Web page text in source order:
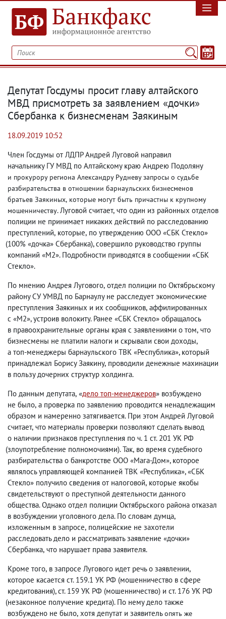
Депутат Госдумы просит главу алтайского
МВД присмотреть за заявлением «дочки»
Сбербанка к бизнесменам Заякиным
18.09.2019 10:52
Член Госдумы от ЛДПР Андрей Луговой направил
начальнику ГУ МВД по Алтайскому краю Андрею Подоляну
и прокурору региона Александру Рудневу запросы о судьбе
разбирательства в отношении барнаульских бизнесменов
братьев Заякиных, которые могут быть причастны к крупному
мошенничеству. Луговой считает, что один из районных отделов
полиции не принимает никаких действий по расследованию
преступлений, которые, по утверждению ООО «СБК Стекло»
(100% «дочка» Сбербанка), совершило руководство группы
компаний «М2». Подробности приводятся в сообщении «СБК
Стекло».
По мнению Андрея Лугового, отдел полиции по Октябрьскому
району СУ УМВД по Барнаулу не расследует экономические
преступления Заякиных и их сообщников, аффилированных
с «М2», устроив волокиту. Ранее «СБК Стекло» обращалось
в правоохранительные органы края с заявлениями о том, что
бизнесмены не платили налоги и скрывали свои доходы,
а топ-менеджеры барнаульского ТВК «Республика», который
принадлежал Борису Заякину, проводили денежные махинации
в пользу дочерних структур холдинга.
По данным депутата, «дело топ-менеджеров» возбуждено
не было, а проверка по заявлению проводится ненадлежащим
образом и намеренно затягивается. При этом Андрей Луговой
считает, что материалы проверки позволяют сделать вывод
о наличии признаков преступления по ч. 1 ст. 201 УК РФ
(злоупотребление полномочиями). Так, во время судебного
разбирательства о банкротстве ООО «Мага-Дом», которое
являлось управляющей компанией ТВК «Республика», «СБК
Стекло» получило сведения от налоговой, которые якобы
свидетельствуют о преступной деятельности данного
общества. Однако отдел полиции Октябрьского района отказал
в возбуждении уголовного дела. По словам думца,
изложенным в запросе, полицейские не захотели
расследовать дело и рассматривать заявление «дочки»
Сбербанка, что нарушает права заявителя.
Кроме того, в запросе Лугового идет речь о заявлении,
которое касается ст. 159.1 УК РФ (мошенничество в сфере
кредитования), ст. 159 УК РФ (мошенничество) и ст. 176 УК РФ
(незаконное получение кредита). По нему дело также
возбуждено не было, хотя депутат и заявительопять же